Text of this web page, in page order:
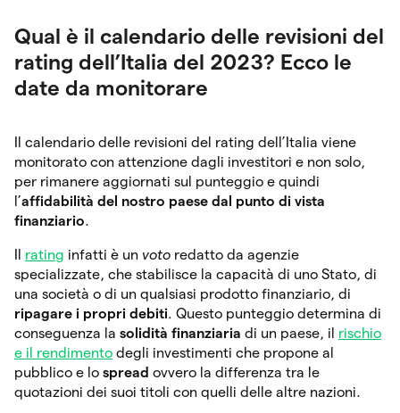
Qual è il calendario delle revisioni del
rating dell’Italia del 2023? Ecco le
date da monitorare
Il calendario delle revisioni del rating dell’Italia viene
monitorato con attenzione dagli investitori e non solo,
per rimanere aggiornati sul punteggio e quindi
l’affidabilità del nostro paese dal punto di vista
finanziario.
rating infatti è un voto redatto da agenzie
specializzate, che stabilisce la capacità di uno Stato, di
una società o di un qualsiasi prodotto finanziario, di
ripagare i propri debiti. Questo punteggio determina di
conseguenza la solidità finanziaria di un paese, il rischio
e il rendimento degli investimenti che propone al
pubblico e lo spread ovvero la differenza tra le
quotazioni dei suoi titoli con quelli delle altre nazioni.